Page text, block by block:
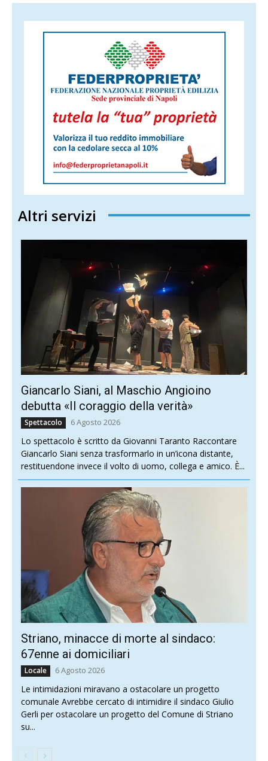
Altri servizi
Giancarlo Siani, al Maschio Angioino
debutta «Il coraggio della verità»
Spettacolo 6 Agosto 2026
Lo spettacolo è scritto da Giovanni Taranto Raccontare
Giancarlo Siani senza trasformarlo in un’icona distante,
restituendone invece il volto di uomo, collega e amico. È...
Striano, minacce di morte al sindaco:
67enne ai domiciliari
Locale 6 Agosto 2026
Le intimidazioni miravano a ostacolare un progetto
comunale Avrebbe cercato di intimidire il sindaco Giulio
Gerli per ostacolare un progetto del Comune di Striano
su...